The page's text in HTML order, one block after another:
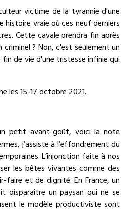
victime de la tyrannie d'une
histoire vraie où ces neuf derniers
Cette cavale prendra fin après
? Non, c'est seulement un
de vie d'une tristesse infinie qui
les 15-17 octobre 2021.
petit avant-goût, voici la note
j’assiste à l’effondrement du
L’injonction faite à nos
les bêtes vivantes comme des
et de dignité. En France, un
disparaître un paysan qui ne se
le modèle productiviste sont